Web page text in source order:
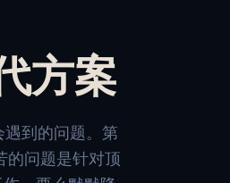
方案
到的问题。第
的问题是针对顶